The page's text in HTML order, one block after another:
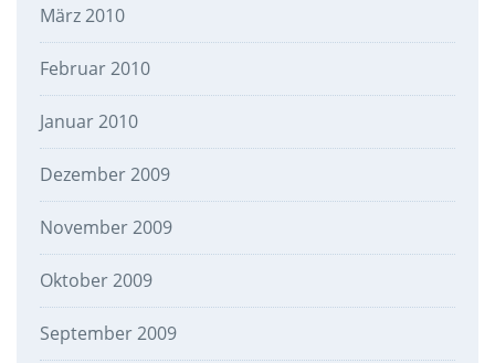
März 2010
Februar 2010
Januar 2010
Dezember 2009
November 2009
Oktober 2009
September 2009